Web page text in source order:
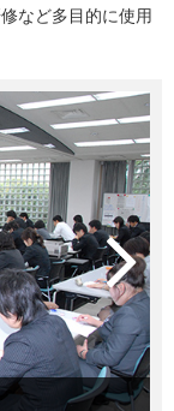
など多目的に使用